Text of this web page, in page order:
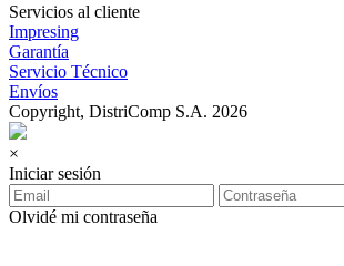
Servicios al cliente
Impresing
Garantía
Servicio Técnico
Envíos
Copyright, DistriComp S.A. 2026
×
Iniciar sesión
Olvidé mi contraseña